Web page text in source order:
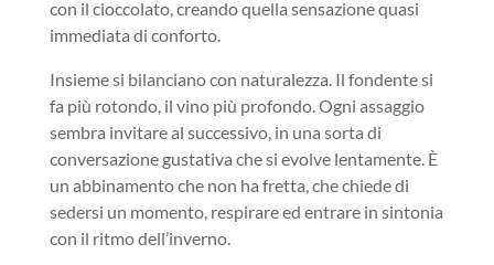
con il cioccolato, creando quella sensazione quasi
immediata di conforto.
Insieme si bilanciano con naturalezza. Il fondente si
fa più rotondo, il vino più profondo. Ogni assaggio
sembra invitare al successivo, in una sorta di
conversazione gustativa che si evolve lentamente. È
un abbinamento che non ha fretta, che chiede di
sedersi un momento, respirare ed entrare in sintonia
con il ritmo dell’inverno.